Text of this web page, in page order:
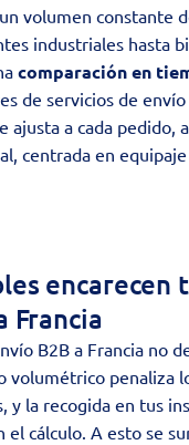
volumen constante
industriales hasta
comparación en
de servicios de
ajusta a cada pedido,
centrada en
encarecen
Francia
B2B a Francia no
volumétrico penaliza
y la recogida en tus
el cálculo. A esto se